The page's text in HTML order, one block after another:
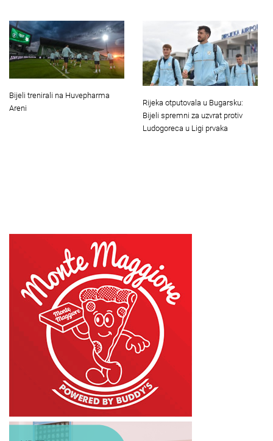
Bijeli trenirali na Huvepharma
Areni
Rijeka otputovala u Bugarsku:
Bijeli spremni za uzvrat protiv
Ludogoreca u Ligi prvaka